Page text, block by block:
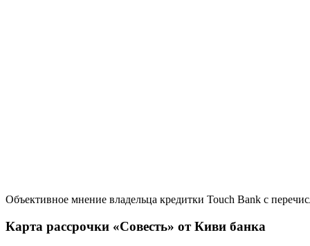
Объективное мнение владельца кредитки Touch Bank с
Карта рассрочки «Совесть» от Киви банка